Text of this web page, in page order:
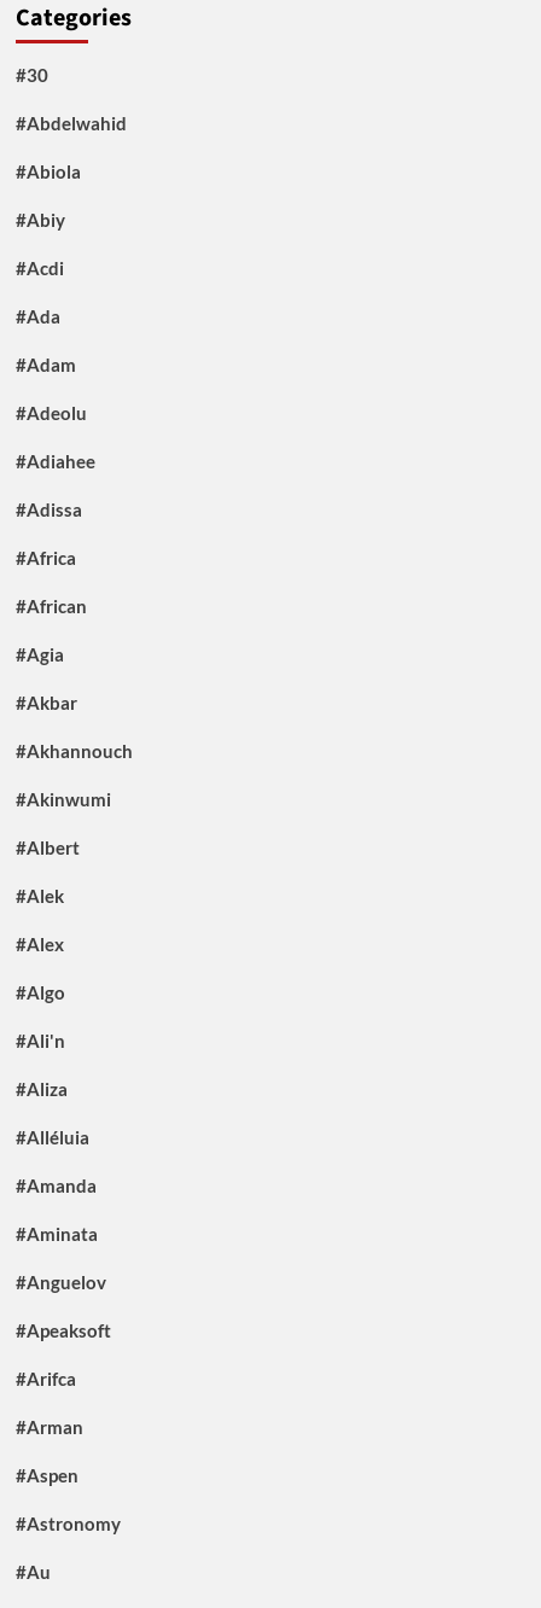
Categories
#30
#Abdelwahid
#Abiola
#Abiy
#Acdi
#Ada
#Adam
#Adeolu
#Adiahee
#Adissa
#Africa
#African
#Agia
#Akbar
#Akhannouch
#Akinwumi
#Albert
#Alek
#Alex
#Algo
#Ali'n
#Aliza
#Alléluia
#Amanda
#Aminata
#Anguelov
#Apeaksoft
#Arifca
#Arman
#Aspen
#Astronomy
#Au